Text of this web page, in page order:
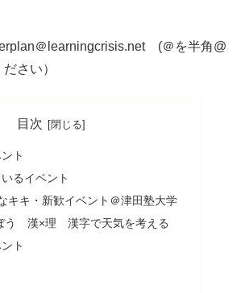
＠learningcrisis.net (＠を半角@
ださい）
目次
ト
るイベント
キ・新歓イベント＠津田塾大学
う 漢×理 漢字で天気を考える
ト